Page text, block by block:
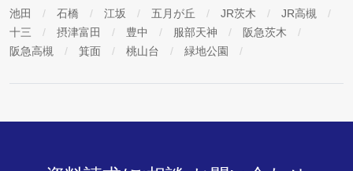
池田 石橋 江坂 五月が丘 JR茨木
JR高槻
十三
摂津富田 豊中 服部天神
阪急茨木
阪急高槻
箕面 桃山台 緑地公園